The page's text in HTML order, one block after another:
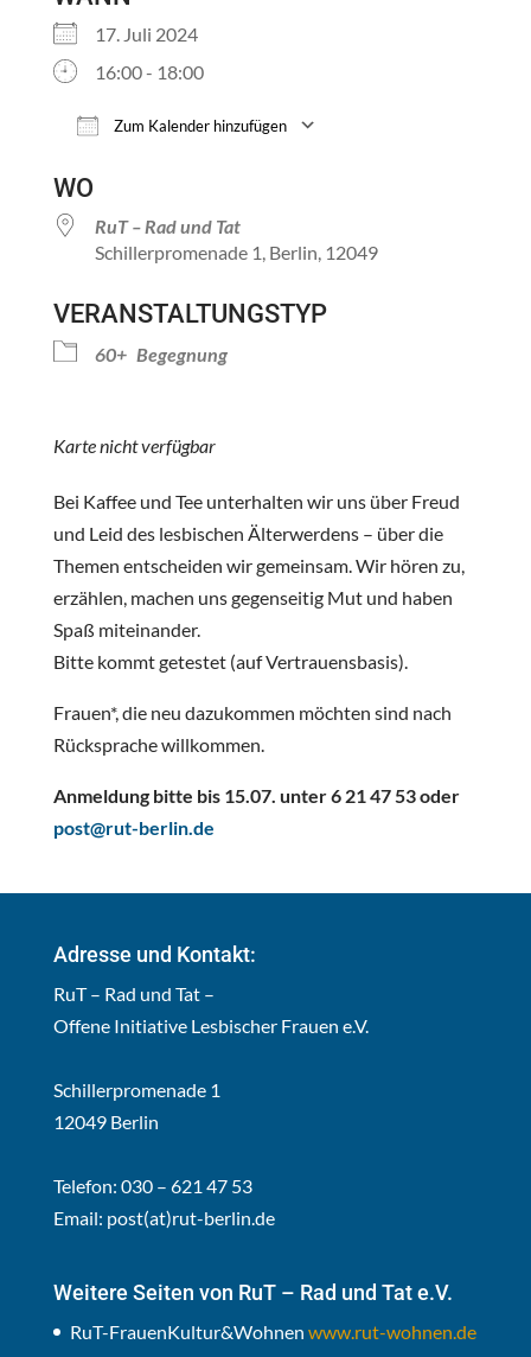
17. Juli 2024
16:00 - 18:00
Zum Kalender hinzufügen
WO
RuT – Rad und Tat
Schillerpromenade 1, Berlin, 12049
VERANSTALTUNGSTYP
60+ Begegnung
Karte nicht verfügbar
Bei Kaffee und Tee unterhalten wir uns über Freud
und Leid des lesbischen Älterwerdens – über die
Themen entscheiden wir gemeinsam. Wir hören zu,
erzählen, machen uns gegenseitig Mut und haben
Spaß miteinander.
Bitte kommt getestet (auf Vertrauensbasis).
Frauen*, die neu dazukommen möchten sind nach
Rücksprache willkommen.
Anmeldung bitte bis 15.07. unter 6 21 47 53 oder
post@rut-berlin.de
Adresse und Kontakt:
RuT – Rad und Tat –
Offene Initiative Lesbischer Frauen e.V.
Schillerpromenade 1
12049 Berlin
Telefon: 030 – 621 47 53
Email: post(at)rut-berlin.de
Weitere Seiten von RuT – Rad und Tat e.V.
RuT-FrauenKultur&Wohnen www.rut-wohnen.de